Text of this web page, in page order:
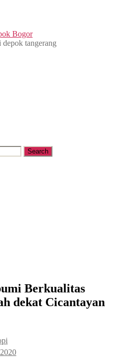
Bogor
depok tangerang
Berkualitas
dekat Cicantayan